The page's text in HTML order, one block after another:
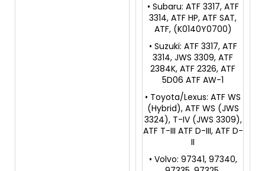
• Subaru: ATF 3317, ATF
3314, ATF HP, ATF SAT,
ATF, (K0140Y0700)
• Suzuki: ATF 3317, ATF
3314, JWS 3309, ATF
2384K, ATF 2326, ATF
5D06 ATF AW-1
• Toyota/Lexus: ATF WS
(Hybrid), ATF WS (JWS
3324), T-IV (JWS 3309),
ATF T-III ATF D-III, ATF D-
II
• Volvo: 97341, 97340,